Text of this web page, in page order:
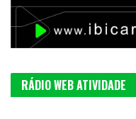
RÁDIO WEB ATIVIDADE